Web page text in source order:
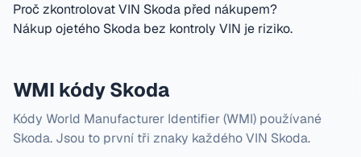
Proč zkontrolovat VIN Skoda před nákupem?
Nákup ojetého Skoda bez kontroly VIN je riziko.
WMI kódy Skoda
Kódy World Manufacturer Identifier (WMI) používané
Skoda. Jsou to první tři znaky každého VIN Skoda.